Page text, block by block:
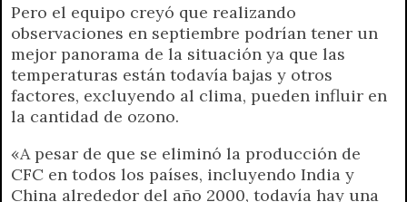
Pero el equipo creyó que realizando
observaciones en septiembre podrían tener un
mejor panorama de la situación ya que las
temperaturas están todavía bajas y otros
factores, excluyendo al clima, pueden influir en
la cantidad de ozono.
«A pesar de que se eliminó la producción de
CFC en todos los países, incluyendo India y
China alrededor del año 2000, todavía hay una